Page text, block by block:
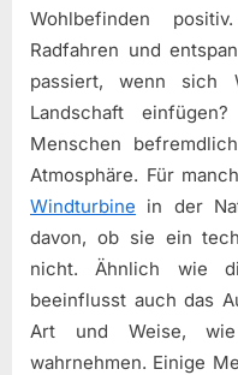
Wohlbefinden
Radfahren und
passiert, wenn sich
Landschaft
Menschen
Atmosphäre. Für
Windturbine in der
davon, ob sie ein
nicht. Ähnlich wie
beeinflusst auch das
Art und Weise,
wahrnehmen. Einige